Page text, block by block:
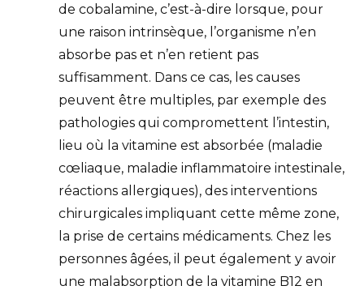
de cobalamine, c’est-à-dire lorsque, pour
une raison intrinsèque, l’organisme n’en
absorbe pas et n’en retient pas
suffisamment. Dans ce cas, les causes
peuvent être multiples, par exemple des
pathologies qui compromettent l’intestin,
lieu où la vitamine est absorbée (maladie
cœliaque, maladie inflammatoire intestinale,
réactions allergiques), des interventions
chirurgicales impliquant cette même zone,
la prise de certains médicaments. Chez les
personnes âgées, il peut également y avoir
une malabsorption de la vitamine B12 en